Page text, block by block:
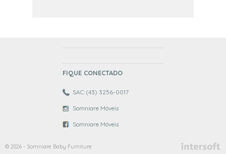
FIQUE CONECTADO
SAC: (43) 3256-0017
Somniare Móveis
Somniare Móveis
© 2026 - Somniare Baby Furniture